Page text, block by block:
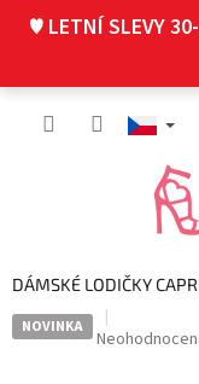
♥ LETNÍ SLEVY
DÁMSKÉ LODIČKY
NOVINKA
Průměrné